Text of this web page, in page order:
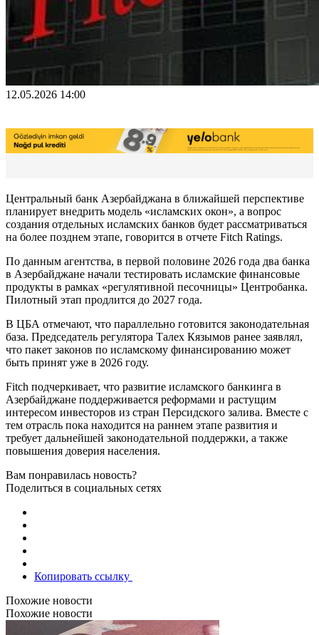
12.05.2026 14:00
Центральный банк Азербайджана в ближайшей перспективе
планирует внедрить модель «исламских окон», а вопрос
создания отдельных исламских банков будет рассматриваться
на более позднем этапе, говорится в отчете Fitch Ratings.
По данным агентства, в первой половине 2026 года два банка
в Азербайджане начали тестировать исламские финансовые
продукты в рамках «регулятивной песочницы» Центробанка.
Пилотный этап продлится до 2027 года.
В ЦБА отмечают, что параллельно готовится законодательная
база. Председатель регулятора Талех Кязымов ранее заявлял,
что пакет законов по исламскому финансированию может
быть принят уже в 2026 году.
Fitch подчеркивает, что развитие исламского банкинга в
Азербайджане поддерживается реформами и растущим
интересом инвесторов из стран Персидского залива. Вместе с
тем отрасль пока находится на раннем этапе развития и
требует дальнейшей законодательной поддержки, а также
повышения доверия населения.
Вам понравилась новость?
Поделиться в социальных сетях
Копировать ссылку
Похожие новости
Похожие новости